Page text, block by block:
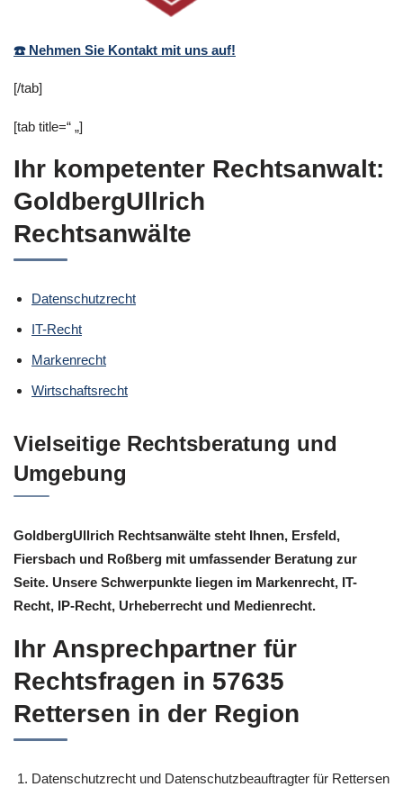
☎️ Nehmen Sie Kontakt mit uns auf!
[/tab]
[tab title=“ „]
Ihr kompetenter Rechtsanwalt:
GoldbergUllrich
Rechtsanwälte
Datenschutzrecht
IT-Recht
Markenrecht
Wirtschaftsrecht
Vielseitige Rechtsberatung und
Umgebung
GoldbergUllrich Rechtsanwälte steht Ihnen, Ersfeld,
Fiersbach und Roßberg mit umfassender Beratung zur
Seite. Unsere Schwerpunkte liegen im Markenrecht, IT-
Recht, IP-Recht, Urheberrecht und Medienrecht.
Ihr Ansprechpartner für
Rechtsfragen in 57635
Rettersen in der Region
Datenschutzrecht und Datenschutzbeauftragter für Rettersen